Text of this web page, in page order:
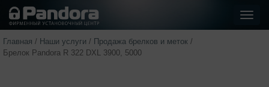
Главная / Наши услуги / Продажа брелков и меток /
Брелок Pandora R 322 DXL 3900, 5000